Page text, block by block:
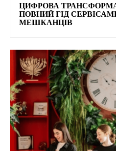
ЦИФРОВА
ПОВНИЙ ГІД
МЕШКАНЦІВ